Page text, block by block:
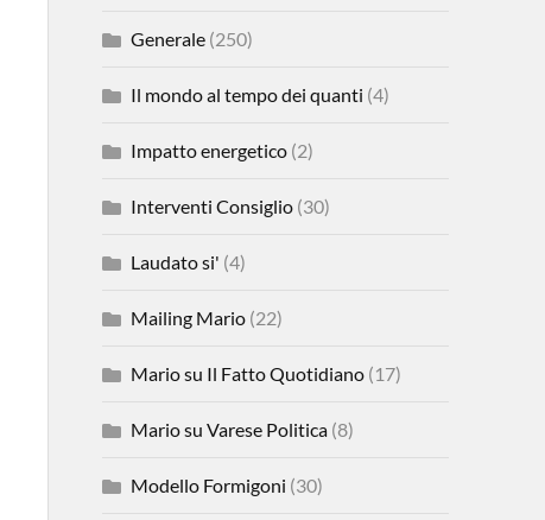
Generale(250)
Il mondo al tempo dei quanti (4)
Impatto energetico(2)
Interventi Consiglio(30)
Laudato si' (4)
Mailing Mario(22)
Mario su Il Fatto Quotidiano(17)
Mario su Varese Politica(8)
Modello Formigoni (30)